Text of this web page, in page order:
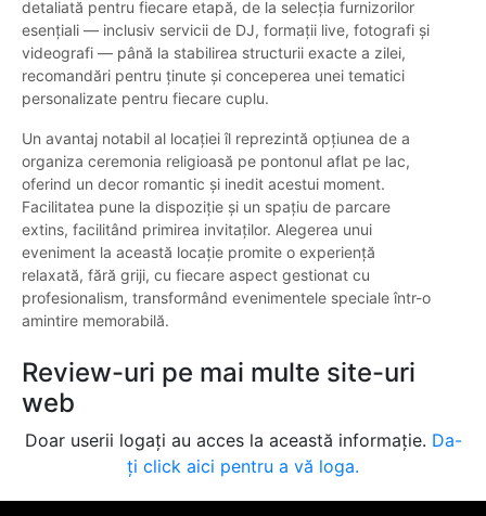
detaliată pentru fiecare etapă, de la selecția furnizorilor
esențiali — inclusiv servicii de DJ, formații live, fotografi și
videografi — până la stabilirea structurii exacte a zilei,
recomandări pentru ținute și conceperea unei tematici
personalizate pentru fiecare cuplu.
Un avantaj notabil al locației îl reprezintă opțiunea de a
organiza ceremonia religioasă pe pontonul aflat pe lac,
oferind un decor romantic și inedit acestui moment.
Facilitatea pune la dispoziție și un spațiu de parcare
extins, facilitând primirea invitaților. Alegerea unui
eveniment la această locație promite o experiență
relaxată, fără griji, cu fiecare aspect gestionat cu
profesionalism, transformând evenimentele speciale într-o
amintire memorabilă.
Review-uri pe mai multe site-uri
web
Doar userii logați au acces la această informație. Da-
ți click aici pentru a vă loga.